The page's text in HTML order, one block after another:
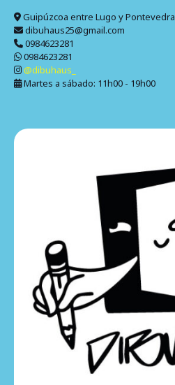
Guipúzcoa entre Lugo y Pontevedra
dibuhaus25@gmail.com
0984623281
0984623281
@dibuhaus_
Martes a sábado: 11h00 - 19h00